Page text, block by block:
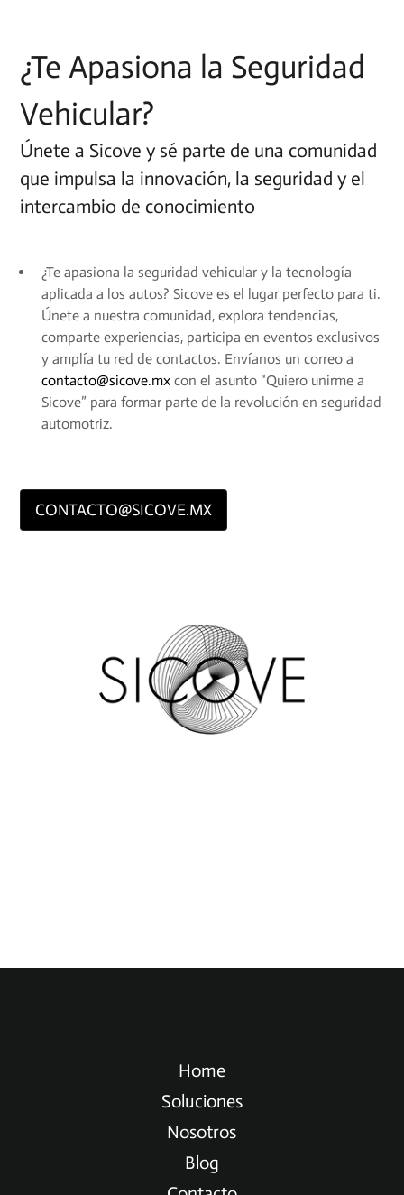
¿Te Apasiona la Seguridad
Vehicular?
Únete a Sicove y sé parte de una comunidad
que impulsa la innovación, la seguridad y el
intercambio de conocimiento
¿Te apasiona la seguridad vehicular y la tecnología
aplicada a los autos? Sicove es el lugar perfecto para ti.
Únete a nuestra comunidad, explora tendencias,
comparte experiencias, participa en eventos exclusivos
y amplía tu red de contactos. Envíanos un correo a
contacto@sicove.mx con el asunto “Quiero unirme a
Sicove” para formar parte de la revolución en seguridad
automotriz.
CONTACTO@SICOVE.MX
Home
Soluciones
Nosotros
Blog